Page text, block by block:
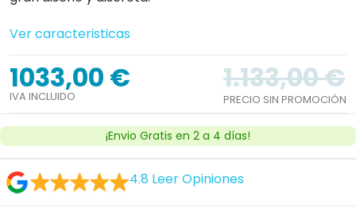
Ver caracteristicas
1033,00 €
IVA INCLUIDO
1.133,00 €
PRECIO SIN PROMOCIÓN
¡Envio Gratis en 2 a 4 días!
4.8 Leer Opiniones